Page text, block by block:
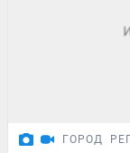
ГОРОД